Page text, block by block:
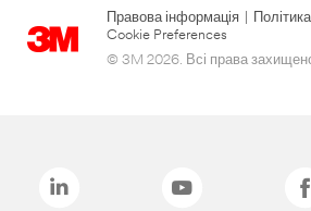
Правова інформація
Cookie Preferences
© 3M 2026. Всі права